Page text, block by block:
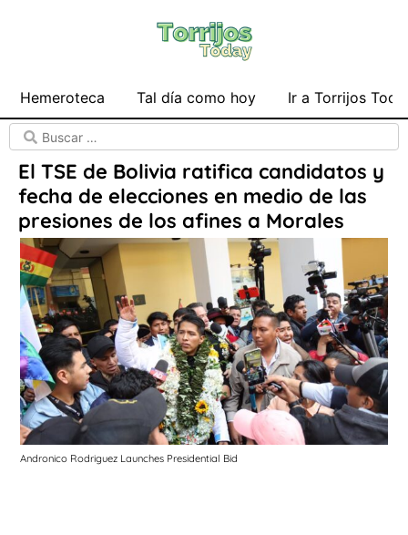
Hemeroteca Tal día como hoy Ir a Torrijos
El TSE de Bolivia ratifica candidatos y
fecha de elecciones en medio de las
presiones de los afines a Morales
Andronico Rodriguez Launches Presidential Bid